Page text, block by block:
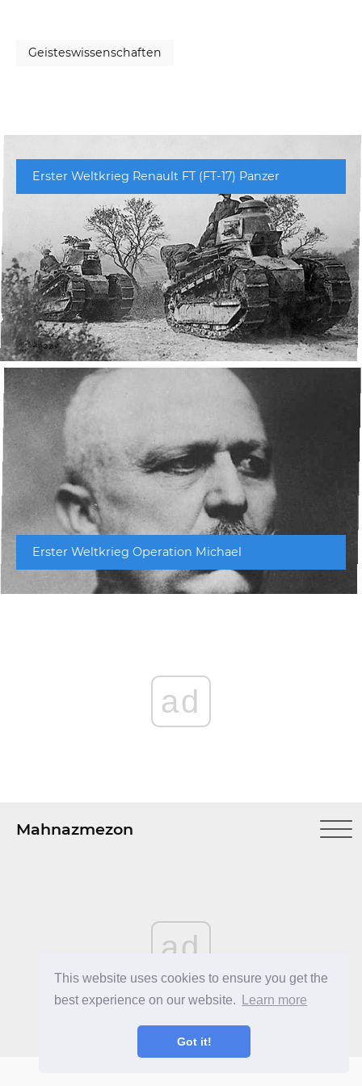
This website uses cookies to ensure you get the
best experience on our website.
Learn more
Got it!
Geisteswissenschaften
Erster Weltkrieg Renault FT (FT-17) Panzer
Erster Weltkrieg Operation Michael
ad
Mahnazmezon
ad